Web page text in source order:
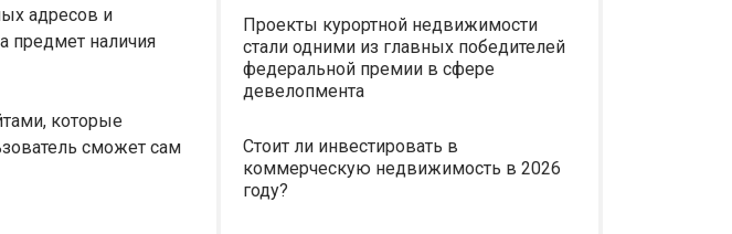
адресов и
предмет наличия
которые
сможет сам
Проекты курортной недвижимости
стали одними из главных победителей
федеральной премии в сфере
девелопмента
Стоит ли инвестировать в
коммерческую недвижимость в 2026
году?